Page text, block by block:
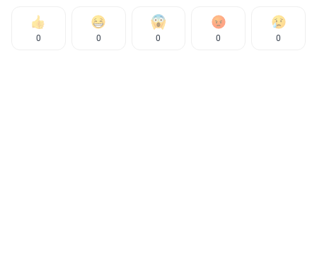
0 0 0 0 0